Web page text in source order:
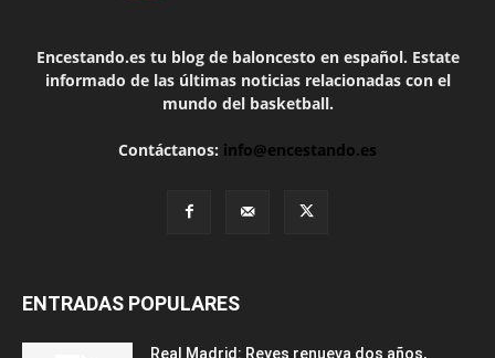
Encestando.es tu blog de baloncesto en español. Estate
informado de las últimas noticias relacionadas con el
mundo del basketball.
Contáctanos: info@encestando.es
ENTRADAS POPULARES
Real Madrid: Reyes renueva dos años,